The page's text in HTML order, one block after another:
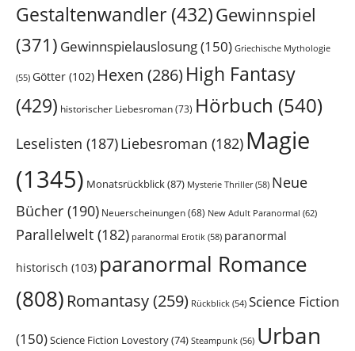
Gestaltenwandler (432)Gewinnspiel
(371) Gewinnspielauslosung(150) Griechische Mythologie
(55) Götter (102) Hexen (286) High Fantasy
(429) historischer Liebesroman(73) Hörbuch (540)
Leselisten (187)Liebesroman (182) Magie
(1345) Monatsrückblick(87) Mysterie Thriller(58) Neue
Bücher (190) Neuerscheinungen(68) New Adult Paranormal (62)
Parallelwelt (182) paranormal Erotik (58) paranormal
historisch (103) paranormal Romance
(808) Romantasy(259) Rückblick (54) Science Fiction
(150)Science Fiction Lovestory(74) Steampunk (56) Urban